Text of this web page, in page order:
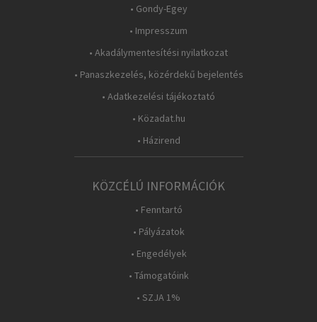
• Gondy-Egey
• Impresszum
• Akadálymentesítési nyilatkozat
• Panaszkezelés, közérdekű bejelentés
• Adatkezelési tájékoztató
• Közadat.hu
• Házirend
KÖZCÉLÚ INFORMÁCIÓK
• Fenntartó
• Pályázatok
• Engedélyek
• Támogatóink
• SZJA 1%